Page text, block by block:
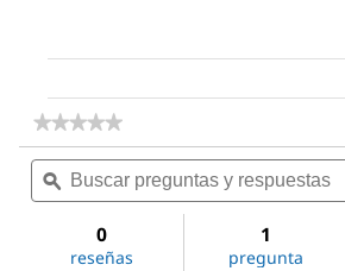
★★★★★
★★★★★
hay
valoraciones
de
Ginsenosides
Mix
Buscar
preguntas
y
respuestas
ϙ
0
reseñas
1
pregunta